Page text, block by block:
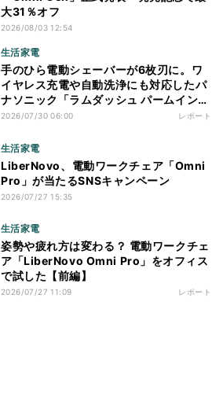
大31％オフ
2026/08/03 12:54
生活家電
手のひら電動シェーバーが6枚刃に。ワ
イヤレス充電や自動洗浄にも対応したパ
ナソニック「ラムダッシュ パームイン
プロ」を体験
2026/07/30 06:00 レポート
生活家電
LiberNovo、電動ワークチェア「Omni
Pro」が当たるSNSキャンペーン
2026/07/27 15:35
生活家電
姿勢や疲れ方は変わる？ 電動ワークチェ
ア「LiberNovo Omni Pro」をオフィス
で試した【前編】
2026/07/27 11:09 レポート